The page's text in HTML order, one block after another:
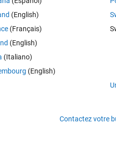
(English)
(Français)
(English)
(Italiano)
(English)
Contactez votre